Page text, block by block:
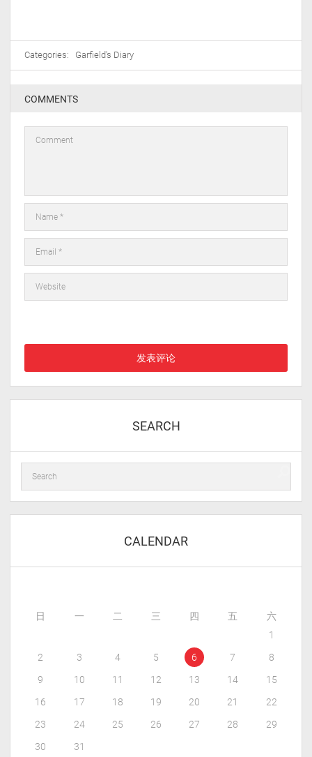
try:
    _mysql_result = dbcursor.fetchall()
    for _result_node in _mysql_result:
        timeStamp = _result_node['pubtime']
dateArray =
otherStyleTimeGMT =
except Exception as e:
    print(str(e))
finally:
mysql_config = mysql_tyohouse
mydb = pymysql.connect(**mysql_config)
dbcursor = mydb.cursor()
old_attach_list = []
try:
    dbcursor.execute(sql_str)
    for _result_node in _mysql_result:
mysql_config = mysql_shermine
mydb = pymysql.connect(**mysql_config)
dbcursor = mydb.cursor()
try:
Categories: Garfield's Diary
COMMENTS
SEARCH
CALENDAR
日 一 二 三 四 五
六
1
2
3 4 5 6 7
8
9
10 11 12 13 14
15
16
17 18 19 20 21
22
23
24 25 26 27 28
29
30
31